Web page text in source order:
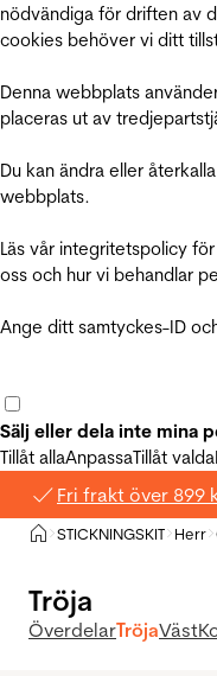
nödvändiga för driften av
cookies behöver vi ditt
Denna webbplats
placeras ut av
Du kan ändra eller
webbplats.
Läs vår integritetspolicy
oss och hur vi behandlar
Ange ditt samtyckes-ID
Sälj eller dela inte mina
Tillåt allaAnpassaTillåt valda
Fri frakt över 899
Hem
>STICKNINGSKIT >Herr
Tröja
ÖverdelarTröjaVäst